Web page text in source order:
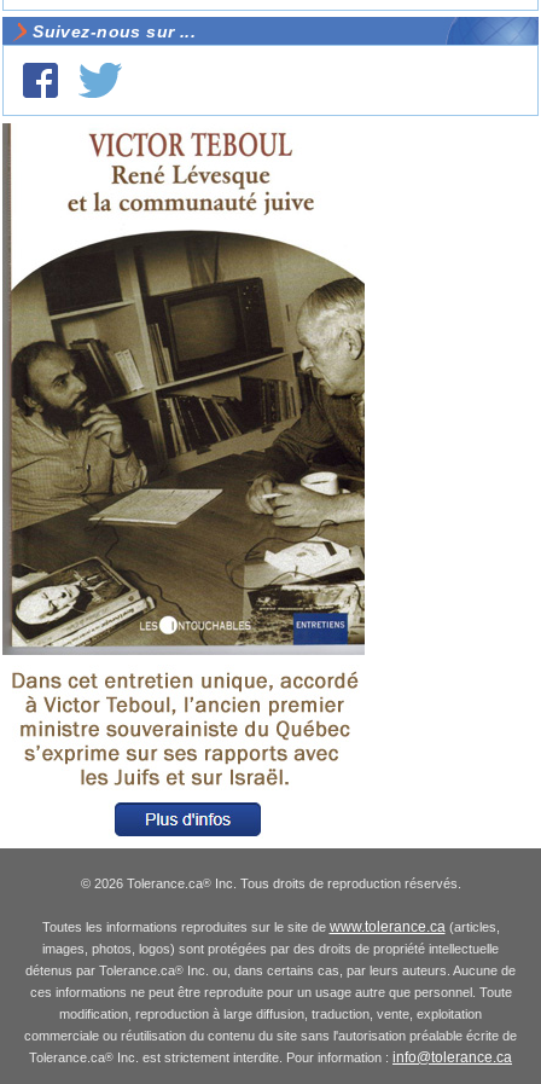
Suivez-nous sur ...
© 2026 Tolerance.ca®Inc. Tous droits de reproduction réservés.
Toutes les informations reproduites sur le site de www.tolerance.ca (articles,
images, photos, logos) sont protégées par des droits de propriété intellectuelle
détenus par Tolerance.ca® Inc. ou, dans certains cas, par leurs auteurs. Aucune de
ces informations ne peut être reproduite pour un usage autre que personnel. Toute
modification, reproduction à large diffusion, traduction, vente, exploitation
commerciale ou réutilisation du contenu du site sans l'autorisation préalable écrite de
Tolerance.ca® Inc. est strictement interdite. Pour information : info@tolerance.ca